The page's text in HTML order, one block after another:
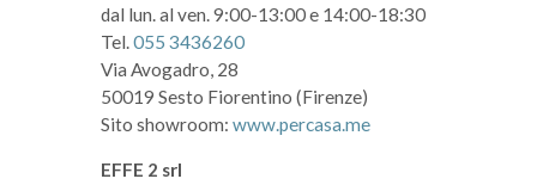
dal lun. al ven. 9:00-13:00 e 14:00-18:30
Tel.055 3436260
Via Avogadro, 28
50019 Sesto Fiorentino (Firenze)
Sito showroom: www.percasa.me
EFFE 2 srl